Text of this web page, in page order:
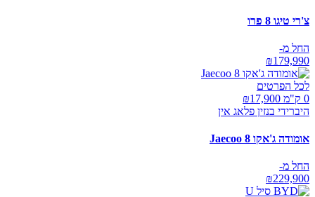
צ'רי טיגו 8 פרו
החל מ-
₪179,990
לכל הפרטים
0 ק"מ ₪
17,900
היברידי בנזין פלאג אין
אומודה ג'אקו Jaecoo 8
החל מ-
₪229,900